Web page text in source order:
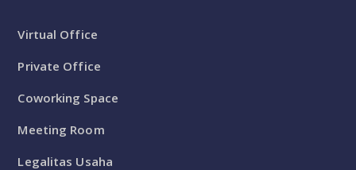
Virtual Office
Private Office
Coworking Space
Meeting Room
Legalitas Usaha